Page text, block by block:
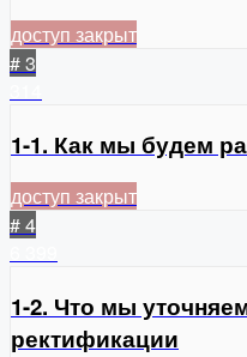
доступ закрыт
# 3
1-1. Как мы будем
доступ закрыт
# 4
1-2. Что мы
ректификации